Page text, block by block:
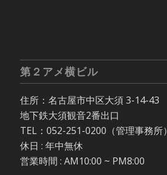
第２アメ横ビル
住所：名古屋市中区大須 3-14-43
地下鉄大須観音2番出口
TEL：052-251-0200（管理事務所）
休日 : 年中無休
営業時間 : AM10:00 ~ PM8:00